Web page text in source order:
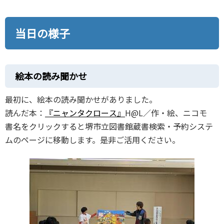
当日の様子
絵本の読み聞かせ
最初に、絵本の読み聞かせがありました。
読んだ本：
『ニャンタクロース』 H@L／作・絵、ニコモ
書名をクリックすると堺市立図書館蔵書検索・予約システ
ムのページに移動します。是非ご活用ください。